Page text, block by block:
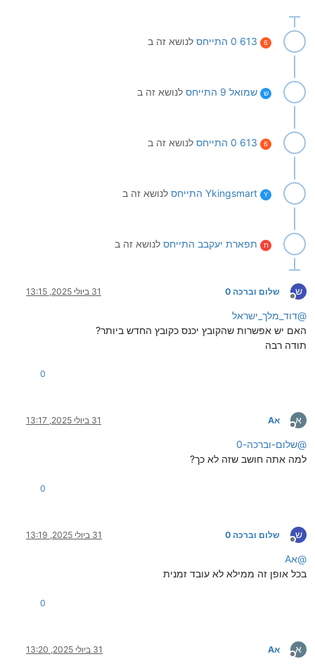
6
613 0 התייחס לנושא זה ב
ש שמואל 9 התייחס לנושא זה ב
6
613 0 התייחס לנושא זה ב
Y
Ykingsmart התייחס לנושא זה ב
ת תפארת יעקבב התייחס לנושא זה ב
ש
מנותק
שלום וברכה 0 31 ביולי 2025, 13:15
@דוד_מלך_ישראל
האם יש אפשרות שהקובץ יכנס כקובץ החדש ביותר?
תודה רבה
0
א
מנותק
אA 31 ביולי 2025, 13:17
@שלום-וברכה-0
למה אתה חושב שזה לא כך?
0
ש
מנותק
שלום וברכה 0 31 ביולי 2025, 13:19
@אA
בכל אופן זה ממילא לא עובד זמנית
0
א
מנותק
אA 31 ביולי 2025, 13:20